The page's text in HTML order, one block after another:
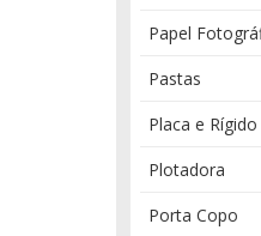
Papel
Pastas
Placa e Rígido
Plotadora
Porta Copo